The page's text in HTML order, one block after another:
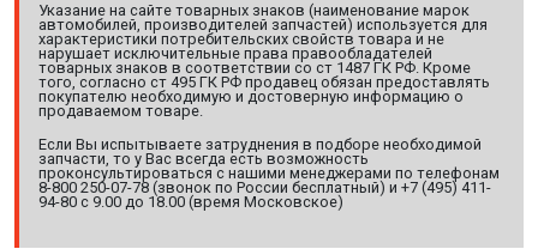
Указание на сайте товарных знаков (наименование марок
автомобилей, производителей запчастей) используется для
характеристики потребительских свойств товара и не
нарушает исключительные права правообладателей
товарных знаков в соответствии со ст 1487 ГК РФ. Кроме
того, согласно ст 495 ГК РФ продавец обязан предоставлять
покупателю необходимую и достоверную информацию о
продаваемом товаре.
Если Вы испытываете затруднения в подборе необходимой
запчасти, то у Вас всегда есть возможность
проконсультироваться с нашими менеджерами по телефонам
8-800 250-07-78 (звонок по России бесплатный) и +7 (495) 411-
94-80 с 9.00 до 18.00 (время Московское)